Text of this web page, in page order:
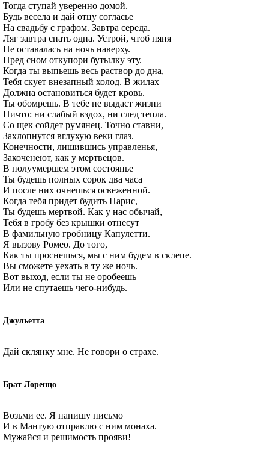
Тогда ступай уверенно домой.
Будь весела и дай отцу согласье
На свадьбу с графом. Завтра середа.
Ляг завтра спать одна. Устрой, чтоб няня
Не оставалась на ночь наверху.
Пред сном откупори бутылку эту.
Когда ты выпьешь весь раствор до дна,
Тебя скует внезапный холод. В жилах
Должна остановиться будет кровь.
Ты обомрешь. В тебе не выдаст жизни
Ничто: ни слабый вздох, ни след тепла.
Со щек сойдет румянец. Точно ставни,
Захлопнутся вглухую веки глаз.
Конечности, лишившись управленья,
Закоченеют, как у мертвецов.
В полуумершем этом состоянье
Ты будешь полных сорок два часа
И после них очнешься освеженной.
Когда тебя придет будить Парис,
Ты будешь мертвой. Как у нас обычай,
Тебя в гробу без крышки отнесут
В фамильную гробницу Капулетти.
Я вызову Ромео. До того,
Как ты проснешься, мы с ним будем в склепе.
Вы сможете уехать в ту же ночь.
Вот выход, если ты не оробеешь
Или не спутаешь чего-нибудь.
Джульетта
Дай склянку мне. Не говори о страхе.
Брат Лоренцо
Возьми ее. Я напишу письмо
И в Мантую отправлю с ним монаха.
Мужайся и решимость прояви!